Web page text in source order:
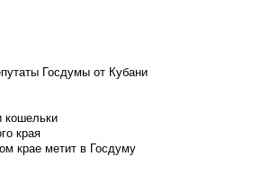
Госдумы от Кубани
кошельки
края
крае метит в Госдуму